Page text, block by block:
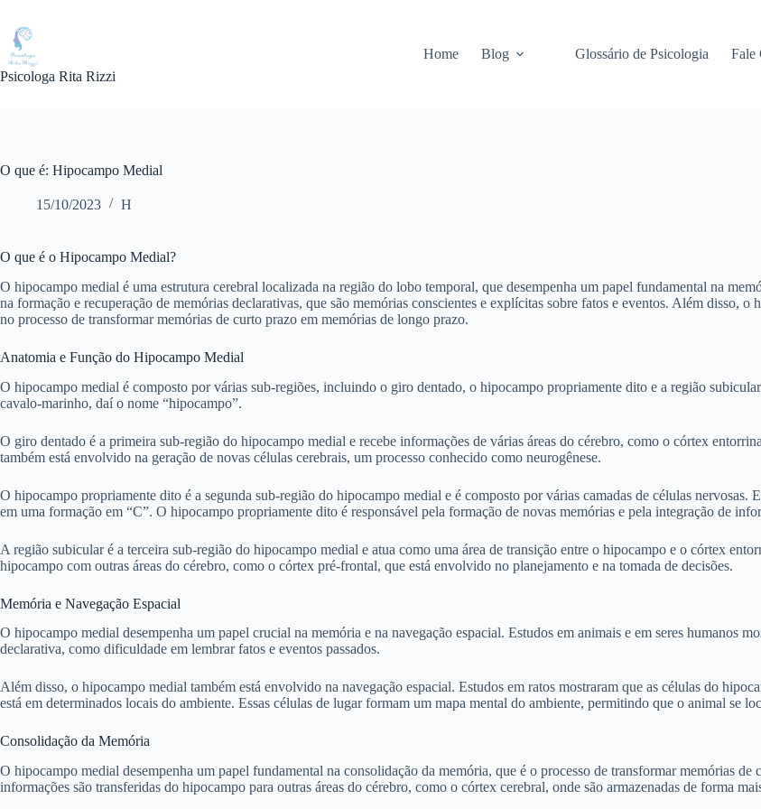
para
conteúdo
Psicologa Rita Rizzi
Home Blog Glossário de Psicologia Fale
O que é: Hipocampo Medial
15/10/2023 H
O que é o Hipocampo Medial?
O hipocampo medial é uma estrutura cerebral localizada na região do lobo temporal, que desempenha um papel fundamental na
na formação e recuperação de memórias declarativas, que são memórias conscientes e explícitas sobre fatos e eventos. Além disso,
no processo de transformar memórias de curto prazo em memórias de longo prazo.
Anatomia e Função do Hipocampo Medial
O hipocampo medial é composto por várias sub-regiões, incluindo o giro dentado, o hipocampo propriamente dito e a região
cavalo-marinho, daí o nome “hipocampo”.
O giro dentado é a primeira sub-região do hipocampo medial e recebe informações de várias áreas do cérebro, como o córtex
também está envolvido na geração de novas células cerebrais, um processo conhecido como neurogênese.
O hipocampo propriamente dito é a segunda sub-região do hipocampo medial e é composto por várias camadas de células nervosas.
em uma formação em “C”. O hipocampo propriamente dito é responsável pela formação de novas memórias e pela integração de
A região subicular é a terceira sub-região do hipocampo medial e atua como uma área de transição entre o hipocampo e o córtex
hipocampo com outras áreas do cérebro, como o córtex pré-frontal, que está envolvido no planejamento e na tomada de decisões.
Memória e Navegação Espacial
O hipocampo medial desempenha um papel crucial na memória e na navegação espacial. Estudos em animais e em seres humanos
declarativa, como dificuldade em lembrar fatos e eventos passados.
Além disso, o hipocampo medial também está envolvido na navegação espacial. Estudos em ratos mostraram que as células do
está em determinados locais do ambiente. Essas células de lugar formam um mapa mental do ambiente, permitindo que o animal se
Consolidação da Memória
O hipocampo medial desempenha um papel fundamental na consolidação da memória, que é o processo de transformar memórias
informações são transferidas do hipocampo para outras áreas do cérebro, como o córtex cerebral, onde são armazenadas de forma